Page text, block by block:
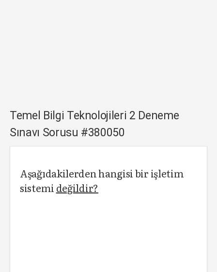
Temel Bilgi Teknolojileri 2 Deneme
Sınavı Sorusu #380050
Aşağıdakilerden hangisi bir işletim
sistemi değildir?